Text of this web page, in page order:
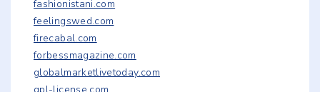
fashionistani.com
feelingswed.com
firecabal.com
forbessmagazine.com
globalmarketlivetoday.com